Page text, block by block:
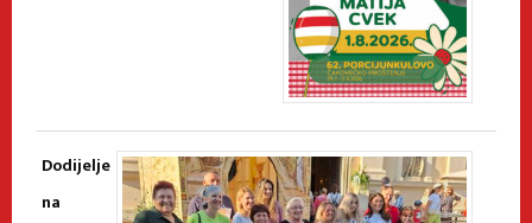
Dodijelje
na